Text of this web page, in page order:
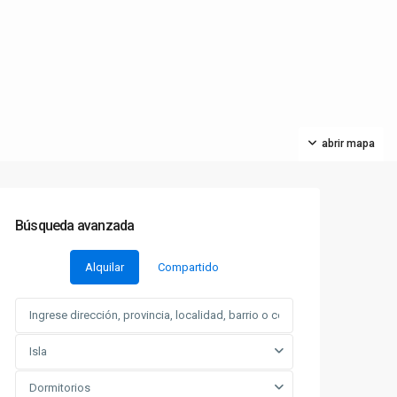
abrir mapa
Búsqueda avanzada
Alquilar Compartido
Isla
Dormitorios